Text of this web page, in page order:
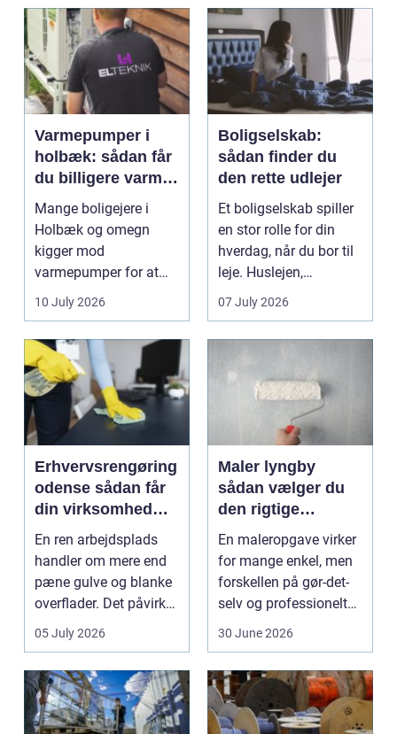
Varmepumper i
holbæk: sådan får
du billigere varme
og bedre
indeklima
Mange boligejere i
Holbæk og omegn
kigger mod
varmepumper for at
sænke
varmeregningen og få
et sunde...
10 July 2026
Boligselskab:
sådan finder du
den rette udlejer
Et boligselskab spiller
en stor rolle for din
hverdag, når du bor til
leje. Huslejen,
vedligeh...
07 July 2026
Erhvervsrengøring
odense sådan får
din virksomhed
mest værdi for
pengene
En ren arbejdsplads
handler om mere end
pæne gulve og blanke
overflader. Det påvirker
både arbejdsmi...
05 July 2026
Maler lyngby
sådan vælger du
den rigtige
fagmand
En maleropgave virker
for mange enkel, men
forskellen på gør-det-
selv og professionelt
arbejde er of...
30 June 2026